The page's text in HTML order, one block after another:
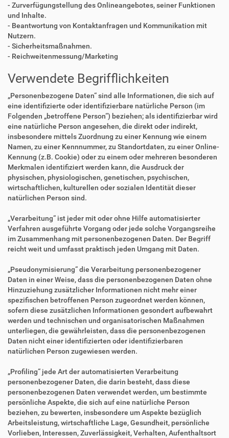
- Zurverfügungstellung des Onlineangebotes, seiner Funktionen
und Inhalte.
- Beantwortung von Kontaktanfragen und Kommunikation mit
Nutzern.
- Sicherheitsmaßnahmen.
- Reichweitenmessung/Marketing
Verwendete Begrifflichkeiten
„Personenbezogene Daten“ sind alle Informationen, die sich auf
eine identifizierte oder identifizierbare natürliche Person (im
Folgenden „betroffene Person“) beziehen; als identifizierbar wird
eine natürliche Person angesehen, die direkt oder indirekt,
insbesondere mittels Zuordnung zu einer Kennung wie einem
Namen, zu einer Kennnummer, zu Standortdaten, zu einer Online-
Kennung (z.B. Cookie) oder zu einem oder mehreren besonderen
Merkmalen identifiziert werden kann, die Ausdruck der
physischen, physiologischen, genetischen, psychischen,
wirtschaftlichen, kulturellen oder sozialen Identität dieser
natürlichen Person sind.
„Verarbeitung“ ist jeder mit oder ohne Hilfe automatisierter
Verfahren ausgeführte Vorgang oder jede solche Vorgangsreihe
im Zusammenhang mit personenbezogenen Daten. Der Begriff
reicht weit und umfasst praktisch jeden Umgang mit Daten.
„Pseudonymisierung“ die Verarbeitung personenbezogener
Daten in einer Weise, dass die personenbezogenen Daten ohne
Hinzuziehung zusätzlicher Informationen nicht mehr einer
spezifischen betroffenen Person zugeordnet werden können,
sofern diese zusätzlichen Informationen gesondert aufbewahrt
werden und technischen und organisatorischen Maßnahmen
unterliegen, die gewährleisten, dass die personenbezogenen
Daten nicht einer identifizierten oder identifizierbaren
natürlichen Person zugewiesen werden.
„Profiling“ jede Art der automatisierten Verarbeitung
personenbezogener Daten, die darin besteht, dass diese
personenbezogenen Daten verwendet werden, um bestimmte
persönliche Aspekte, die sich auf eine natürliche Person
beziehen, zu bewerten, insbesondere um Aspekte bezüglich
Arbeitsleistung, wirtschaftliche Lage, Gesundheit, persönliche
Vorlieben, Interessen, Zuverlässigkeit, Verhalten, Aufenthaltsort